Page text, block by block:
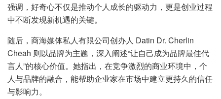
强调，好奇心不仅是推动个人成长的驱动力，更是创业过程
中不断发现新机遇的关键。
随后，商海媒体私人有限公司创办人 Datin Dr. Cherlin
Cheah 则以品牌为主题，深入阐述“让自己成为品牌最佳代
言人”的核心价值。她指出，在竞争激烈的商业环境中，个
人与品牌的融合，能帮助企业家在市场中建立更持久的信任
与影响力。